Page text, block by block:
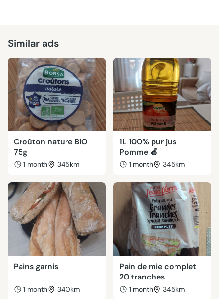
Similar ads
Croûton nature BIO
75g
1 month 345km
1L 100% pur jus
Pomme 🍎
1 month 345km
Pains garnis
1 month 340km
Pain de mie complet
20 tranches
1 month 345km